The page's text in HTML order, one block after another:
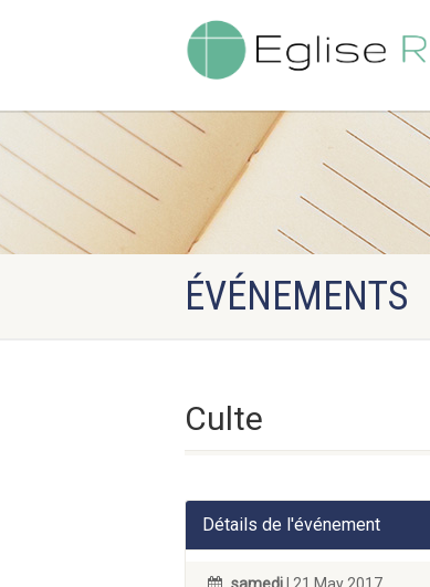
ÉVÉNEMENTS
Culte
Détails de l'événement